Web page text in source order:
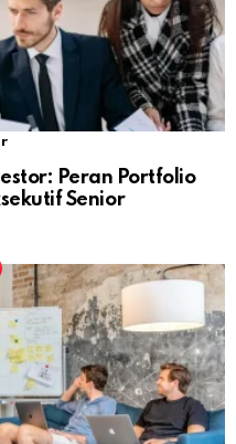
Peran Portfolio
Senior